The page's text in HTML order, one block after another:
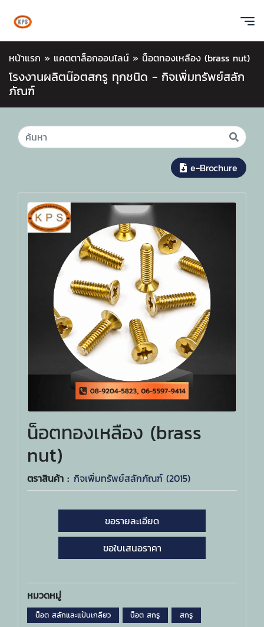
หน้าแรก » แคตตาล็อกออนไลน์ » น็อตทองเหลือง (brass nut)
โรงงานผลิตน๊อตสกรู ทุกชนิด - กิจเพิ่มทรัพย์สลัก
ภัณฑ์
e-Brochure
น็อตทองเหลือง (brass
nut)
ตราสินค้า : กิจเพิ่มทรัพย์สลักภัณฑ์ (2015)
ขอรายละเอียด
ขอใบเสนอราคา
หมวดหมู่
น็อต สลักและแป้นเกลียว น็อต สกรู สกรู